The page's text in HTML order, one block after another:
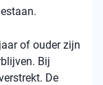
of ouder zijn
Bij
De